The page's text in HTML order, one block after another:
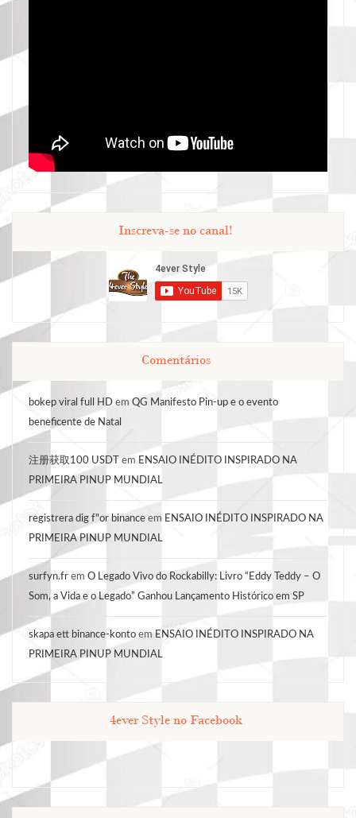
Inscreva-se no canal!
Comentários
bokep viral full HD em QG Manifesto Pin-up e o evento
beneficente de Natal
注册获取100 USDT em ENSAIO INÉDITO INSPIRADO NA
PRIMEIRA PINUP MUNDIAL
registrera dig f"or binance em ENSAIO INÉDITO INSPIRADO NA
PRIMEIRA PINUP MUNDIAL
surfyn.fr em O Legado Vivo do Rockabilly: Livro “Eddy Teddy – O
Som, a Vida e o Legado” Ganhou Lançamento Histórico em SP
skapa ett binance-konto emENSAIO INÉDITO INSPIRADO NA
PRIMEIRA PINUP MUNDIAL
4ever Style no Facebook